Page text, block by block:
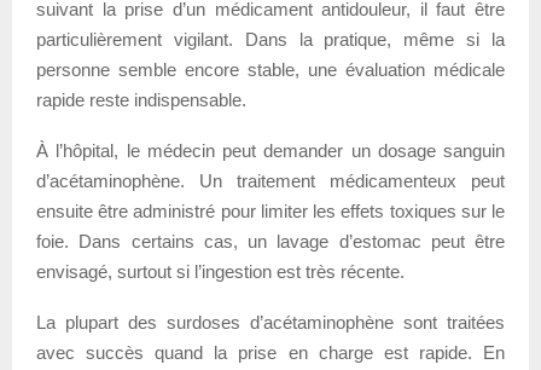
suivant la prise d’un médicament antidouleur, il faut être
particulièrement vigilant. Dans la pratique, même si la
personne semble encore stable, une évaluation médicale
rapide reste indispensable.
À l’hôpital, le médecin peut demander un dosage sanguin
d’acétaminophène. Un traitement médicamenteux peut
ensuite être administré pour limiter les effets toxiques sur le
foie. Dans certains cas, un lavage d’estomac peut être
envisagé, surtout si l’ingestion est très récente.
La plupart des surdoses d’acétaminophène sont traitées
avec succès quand la prise en charge est rapide. En